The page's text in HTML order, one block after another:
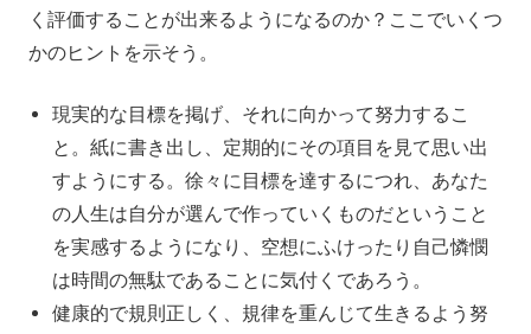
く評価することが出来るようになるのか？ここでいくつ
かのヒントを示そう。
現実的な目標を掲げ、それに向かって努力するこ
と。紙に書き出し、定期的にその項目を見て思い出
すようにする。徐々に目標を達するにつれ、あなた
の人生は自分が選んで作っていくものだということ
を実感するようになり、空想にふけったり自己憐憫
は時間の無駄であることに気付くであろう。
健康的で規則正しく、規律を重んじて生きるよう努